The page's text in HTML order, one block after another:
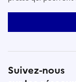
Suivez-nous